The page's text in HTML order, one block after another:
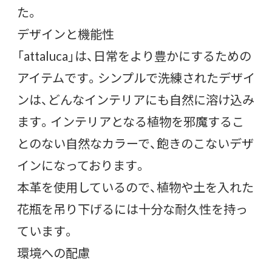
た。
デザインと機能性
「attaluca」は、日常をより豊かにするための
アイテムです。シンプルで洗練されたデザイ
ンは、どんなインテリアにも自然に溶け込み
ます。インテリアとなる植物を邪魔するこ
とのない自然なカラーで、飽きのこないデザ
インになっております。
本革を使用しているので、植物や土を入れた
花瓶を吊り下げるには十分な耐久性を持っ
ています。
環境への配慮